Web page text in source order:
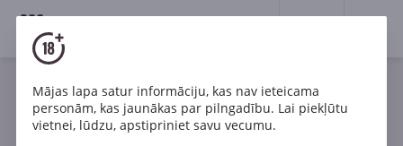
18+
Vīns Sarkans Sauss
Itālija
Zenato Valpolicella Superiore DOC
Mājas lapa satur informāciju, kas nav ieteicama
personām, kas jaunākas par pilngadību. Lai piekļūtu
vietnei, lūdzu, apstipriniet savu vecumu.